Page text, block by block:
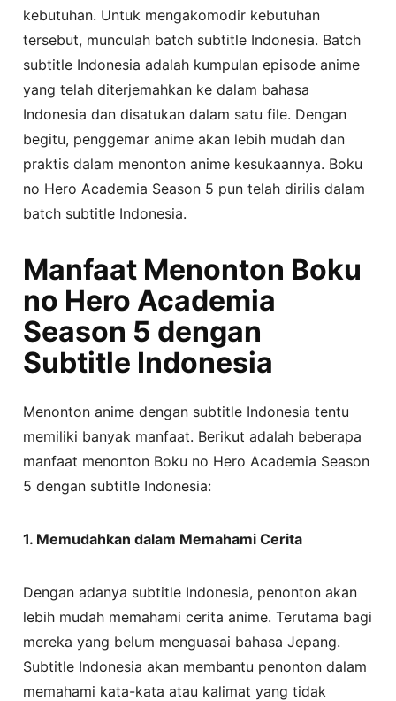
kebutuhan. Untuk mengakomodir kebutuhan
tersebut, munculah batch subtitle Indonesia. Batch
subtitle Indonesia adalah kumpulan episode anime
yang telah diterjemahkan ke dalam bahasa
Indonesia dan disatukan dalam satu file. Dengan
begitu, penggemar anime akan lebih mudah dan
praktis dalam menonton anime kesukaannya. Boku
no Hero Academia Season 5 pun telah dirilis dalam
batch subtitle Indonesia.
Manfaat Menonton Boku
no Hero Academia
Season 5 dengan
Subtitle Indonesia
Menonton anime dengan subtitle Indonesia tentu
memiliki banyak manfaat. Berikut adalah beberapa
manfaat menonton Boku no Hero Academia Season
5 dengan subtitle Indonesia:
1. Memudahkan dalam Memahami Cerita
Dengan adanya subtitle Indonesia, penonton akan
lebih mudah memahami cerita anime. Terutama bagi
mereka yang belum menguasai bahasa Jepang.
Subtitle Indonesia akan membantu penonton dalam
memahami kata-kata atau kalimat yang tidak